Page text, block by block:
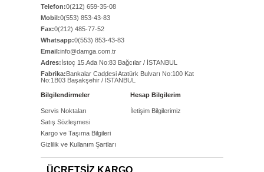
Telefon:0(212) 659-35-08
Mobil:0(553) 853-43-83
Fax:0(212) 485-77-52
Whatsapp:0(553) 853-43-83
Email:info@damga.com.tr
Adres: İstoç 15.Ada No:83 Bağcılar / İSTANBUL
Fabrika: Bankalar Caddesi Atatürk Bulvarı No:100 Kat
No:1B03 Başakşehir / İSTANBUL
Bilgilendirmeler
Servis Noktaları
Satış Sözleşmesi
Kargo ve Taşıma Bilgileri
Gizlilik ve Kullanım Şartları
Hesap Bilgilerim
İletişim Bilgilerimiz